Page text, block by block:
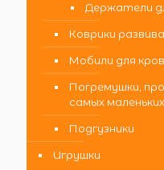
Держатели
Коврики
Мобили для
Погремушки,
самых маленьких
Подгузники
Игрушки